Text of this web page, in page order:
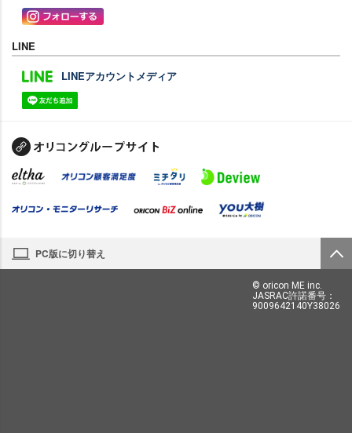
LINE
LINEアカウントメディア
PC版に切り替え
© oricon ME inc.
JASRAC許諾番号：
9009642140Y38026